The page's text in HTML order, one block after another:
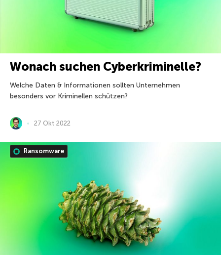
Wonach suchen Cyberkriminelle?
Welche Daten & Informationen sollten Unternehmen
besonders vor Kriminellen schützen?
27 Okt 2022
Ransomware